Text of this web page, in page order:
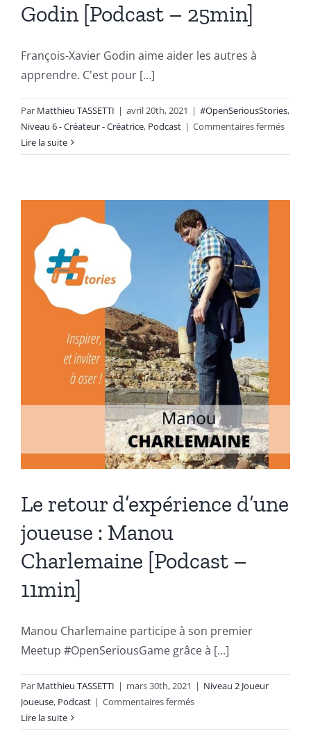
Godin [Podcast – 25min]
François-Xavier Godin aime aider les autres à
apprendre. C'est pour [...]
Par Matthieu TASSETTI | avril 20th, 2021 | #OpenSeriousStories,
Niveau 6 - Créateur - Créatrice, Podcast | Commentaires ferméssur
retour
Lire la suite
Le retour d’expérience d’une
joueuse : Manou
Charlemaine [Podcast –
11min]
Manou Charlemaine participe à son premier
Meetup #OpenSeriousGame grâce à [...]
Par Matthieu TASSETTI | mars 30th, 2021 | Niveau 2 Joueur
Joueuse, Podcast | Commentaires ferméssur
Lire la suite